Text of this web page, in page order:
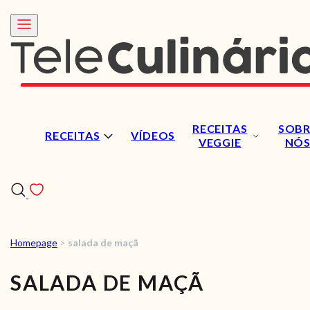
RECEITAS VÍDEOS
RECEITAS
VEGGIE
NÓS
VÍDEOS
Homepage > salada de maçã
SALADA DE MAÇÃ